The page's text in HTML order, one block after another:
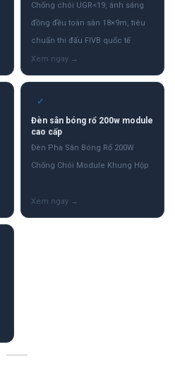
Chống chói UGR<19, ánh sáng
đồng đều toàn sân 18×9m, tiêu
chuẩn thi đấu FIVB quốc tế
✓
Đèn sân bóng rổ 200w module
cao cấp
Đèn Pha Sân Bóng Rổ 200W
Chống Chói Module Khung Hộp